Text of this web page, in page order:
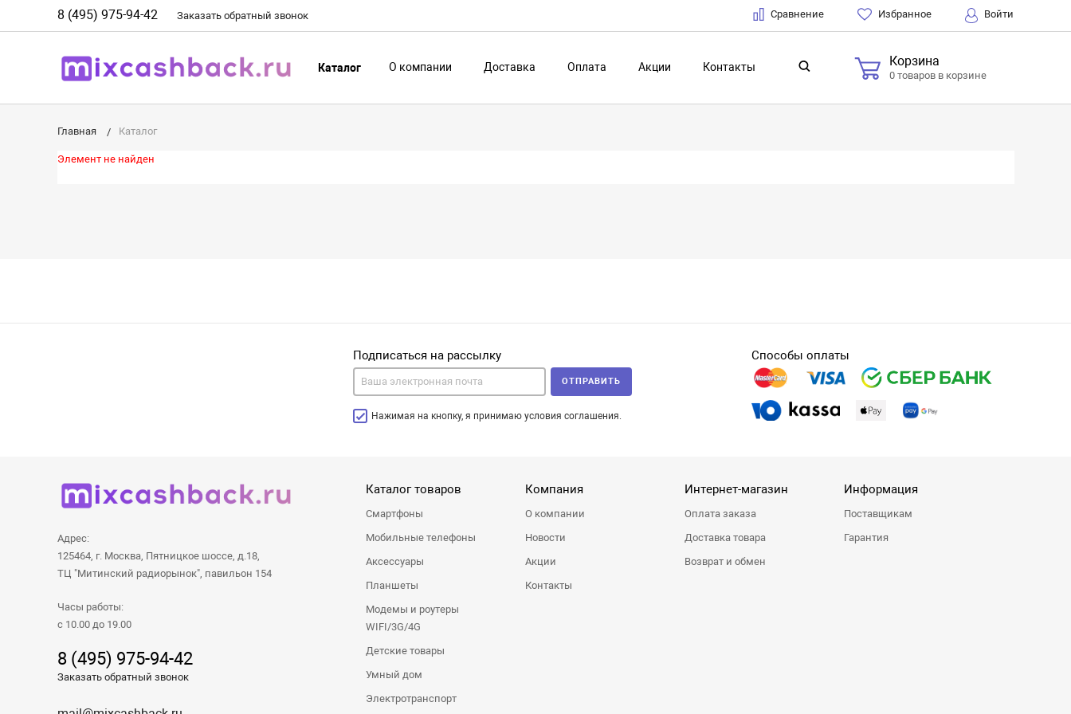
8 (495) 975-94-42 Заказать обратный звонок Сравнение Избранное Войти
Каталог О компании Доставка Оплата Акции Контакты Корзина
0 товаров в корзине
Главная Каталог
Элемент не найден
Подписаться на рассылку
Нажимая на кнопку, я принимаю условия соглашения.
ОТПРАВИТЬ
Способы оплаты
Адрес:
125464, г. Москва, Пятницкое шоссе, д.18,
ТЦ "Митинский радиорынок", павильон 154
Часы работы:
с 10.00 до 19.00
8 (495) 975-94-42
Заказать обратный звонок
Каталог товаров
Смартфоны
Мобильные телефоны
Аксессуары
Планшеты
Модемы и роутеры
WIFI/3G/4G
Детские товары
Умный дом
Электротранспорт
Компания
О компании
Новости
Акции
Контакты
Интернет-магазин
Оплата заказа
Доставка товара
Возврат и обмен
Информация
Поставщикам
Гарантия